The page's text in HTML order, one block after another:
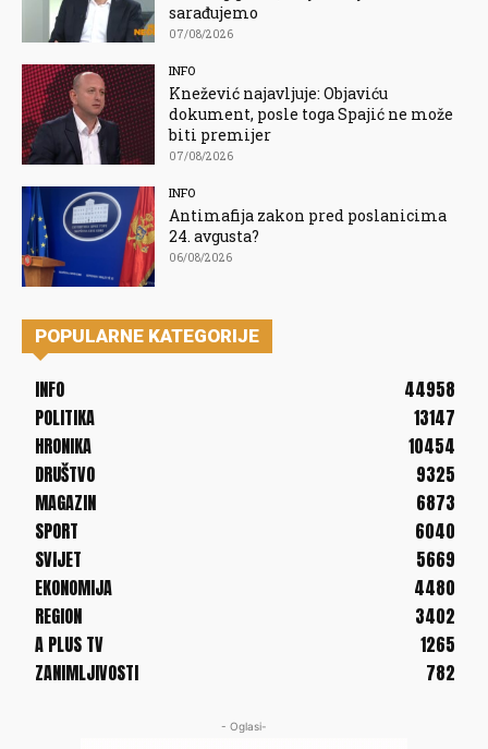
sarađujemo
07/08/2026
INFO
Knežević najavljuje: Objaviću
dokument, posle toga Spajić ne može
biti premijer
07/08/2026
INFO
Antimafija zakon pred poslanicima
24. avgusta?
06/08/2026
POPULARNE KATEGORIJE
INFO
44958
POLITIKA
13147
HRONIKA
10454
DRUŠTVO
9325
MAGAZIN
6873
SPORT
6040
SVIJET
5669
EKONOMIJA
4480
REGION
3402
A PLUS TV
1265
ZANIMLJIVOSTI
782
- Oglasi-